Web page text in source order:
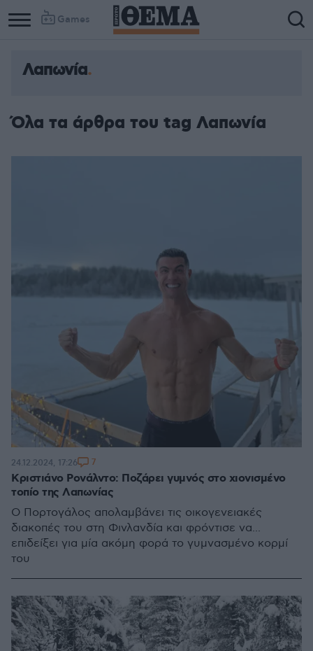
Games
Λαπωνία
Όλα τα άρθρα του tag Λαπωνία
Κριστιάνο Ρονάλντο: Ποζάρει γυμνός στο χιονισμένο
τοπίο της Λαπωνίας
Ο Πορτογάλος απολαμβάνει τις οικογενειακές
διακοπές του στη Φινλανδία και φρόντισε να...
επιδείξει για μία ακόμη φορά το γυμνασμένο κορμί
του
24.12.2024, 17:26 7